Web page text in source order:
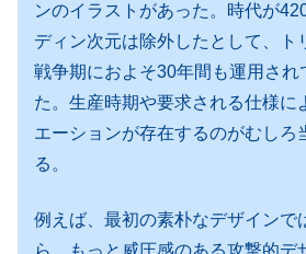
ンのイラストがあった。時代が
ディン次元は除外したとして、ト
戦争期におよそ30年間も運用され
た。生産時期や要求される仕様に
エーションが存在するのがむしろ
る。
例えば、最初の素朴なデザインで
ら、もっと威圧感のある攻撃的